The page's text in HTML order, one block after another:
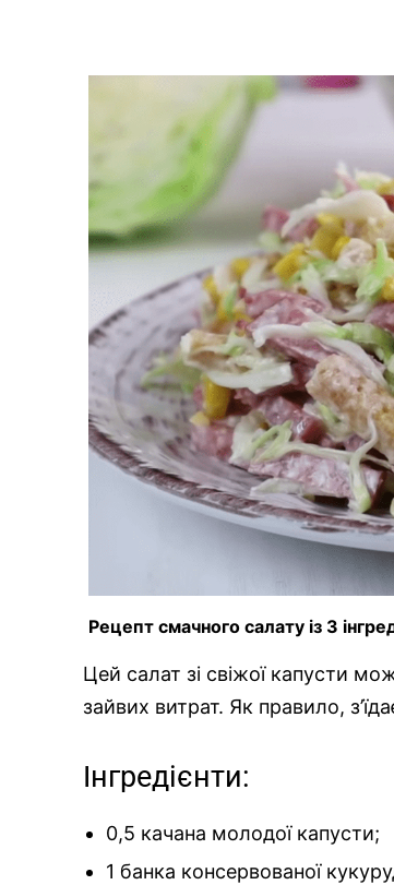
Рецепт смачного салату із 3
Цей салат зі свіжої капусти
зайвих витрат. Як правило,
Інгредієнти:
0,5 качана молодої капусти;
1 банка консервованої